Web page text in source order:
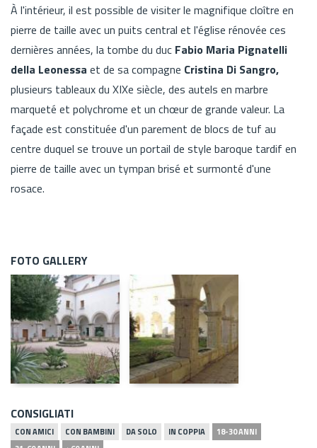
À l'intérieur, il est possible de visiter le magnifique cloître en
pierre de taille avec un puits central et l'église rénovée ces
dernières années, la tombe du duc Fabio Maria Pignatelli
della Leonessa et de sa compagne Cristina Di Sangro,
plusieurs tableaux du XIXe siècle, des autels en marbre
marqueté et polychrome et un chœur de grande valeur. La
façade est constituée d'un parement de blocs de tuf au
centre duquel se trouve un portail de style baroque tardif en
pierre de taille avec un tympan brisé et surmonté d'une
rosace.
FOTO GALLERY
CONSIGLIATI
CON AMICI CON BAMBINI DA SOLO IN COPPIA
18-30 ANNI